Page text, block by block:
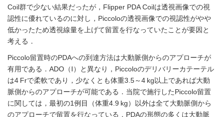
Coil群で少ない結果だったが，Flipper PDA Coilは透視画像での視
認性に優れているのに対し，Piccoloの透視画像での視認性がやや
低かったため透視線量を上げて留置を行なっていたことが要因と
考える．
Piccolo留置時のPDAへの到達方法は大動脈側からのアプローチが
有用である．ADO（I）と異なり，Piccoloのデリバリーカテーテル
は4 Frで柔軟であり，少なくとも体重3.5～4 kg以上であれば大動
脈側からのアプローチが可能である．当院で施行したPiccolo留置
に関しては，最初の1例目（体重4.9 kg）以外は全て大動脈側から
のアプローチで留置を行なっている．PDAの形態の多くは大動脈